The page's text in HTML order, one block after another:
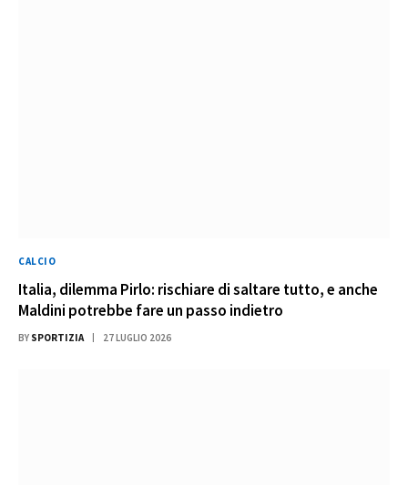
CALCIO
Italia, dilemma Pirlo: rischiare di saltare tutto, e anche
Maldini potrebbe fare un passo indietro
BY SPORTIZIA 27 LUGLIO 2026